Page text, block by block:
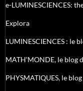
e-LUMINESCIENCES:
Explora
LUMINESCIENCES : le
MATH'MONDE, le blog
PHYSMATIQUES, le